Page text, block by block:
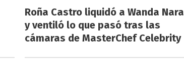
Roña Castro liquidó a Wanda Nara
y ventiló lo que pasó tras las
cámaras de MasterChef Celebrity